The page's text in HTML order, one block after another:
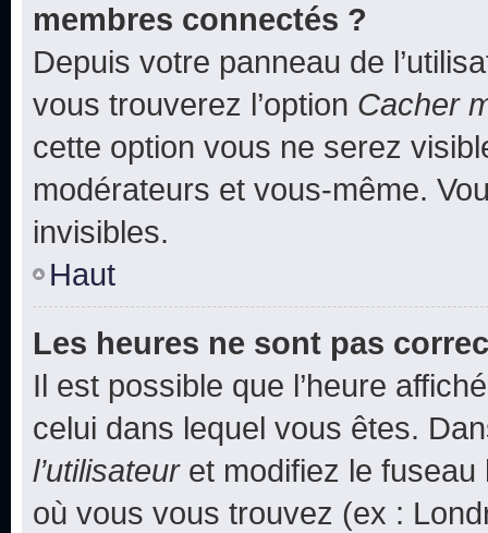
membres connectés ?
Depuis votre panneau de
vous trouverez l’option Cacher
cette option vous ne serez
modérateurs et vous-même.
invisibles.
Haut
Les heures ne sont pas
Il est possible que l’heure
celui dans lequel vous êtes.
l’utilisateuret modifiez le fuseau
où vous vous trouvez (ex :